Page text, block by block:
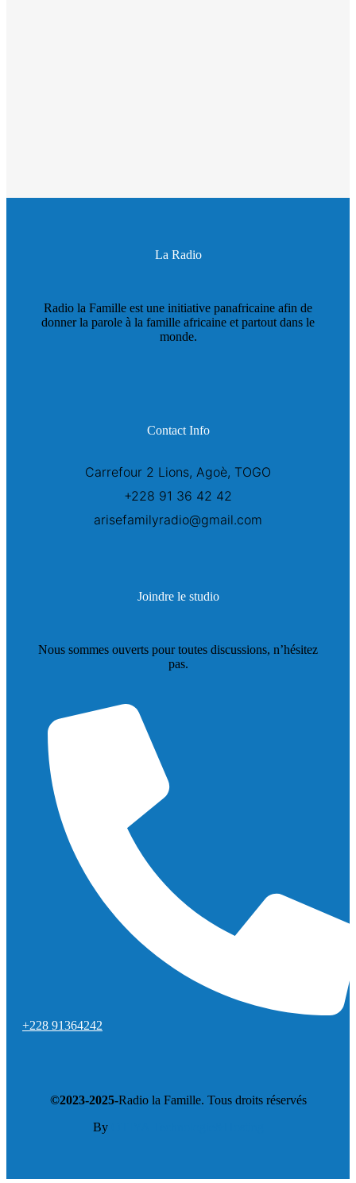
La Radio
Radio la Famille est une initiative panafricaine afin de
donner la parole à la famille africaine et partout dans le
monde.
Contact Info
Carrefour 2 Lions, Agoè, TOGO
+228 91 36 42 42
arisefamilyradio@gmail.com
Joindre le studio
Nous sommes ouverts pour toutes discussions, n’hésitez
pas.
+228 91364242
©2023-2025-Radio la Famille. Tous droits réservés
ByOTIYA Technologie&Hosting